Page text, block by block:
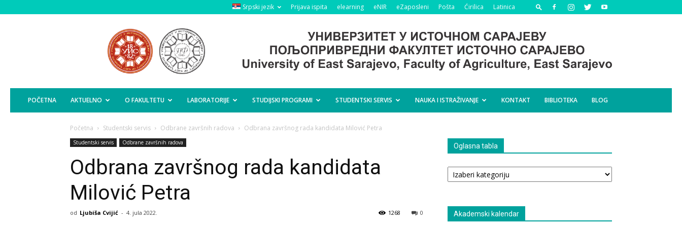
Srpski jezik Prijava ispita elearning eNIR eZaposleni Pošta Ćirilica Latinica
Poljoprivredni
Fakultet
Istočno
Sarajevo
POČETNA AKTUELNO O FAKULTETU LABORATORIJE STUDIJSKI PROGRAMI STUDENTSKI SERVIS NAUKA I ISTRAŽIVANJE KONTAKT BIBLIOTEKA BLOG
Početna Studentski servis Odbrane završnih radova Odbrana završnog rada kandidata Milović Petra
Studentski servis Odbrane završnih radova
Odbrana završnog rada kandidata
Milović Petra
od Ljubiša Cvijić - 4. jula 2022. 0
1268
Oglasna tabla
Oglasna
tabla
Akademski kalendar